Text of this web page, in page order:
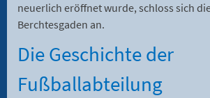
neuerlich eröffnet wurde, schloss sich die
Berchtesgaden an.
Die Geschichte der
Fußballabteilung